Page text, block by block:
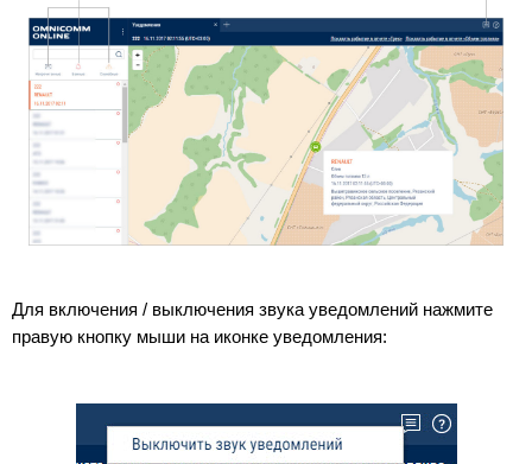
Для включения / выключения звука уведомлений нажмите
правую кнопку мыши на иконке уведомления: